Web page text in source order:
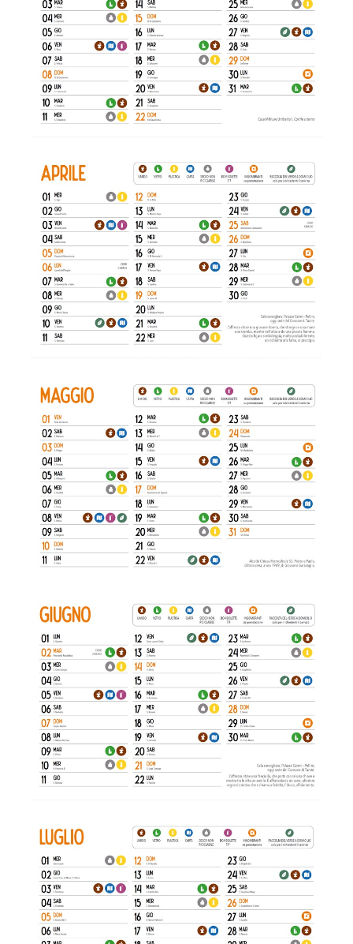
Aprile
Maggio
Giugno
Luglio